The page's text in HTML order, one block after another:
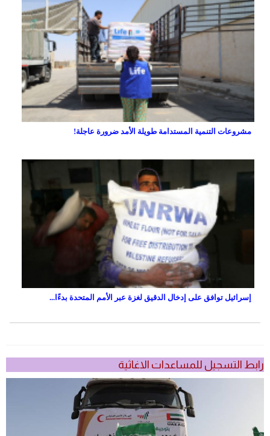
مشروعات التنمية المستدامة طويلة الأمد ضرورة عاجلة!
إسرائيل توافق على إدخال الدقيق لغزة عبر الأمم المتحدة بدءًا...
رابط التسجيل للمساعدات الاغاثية